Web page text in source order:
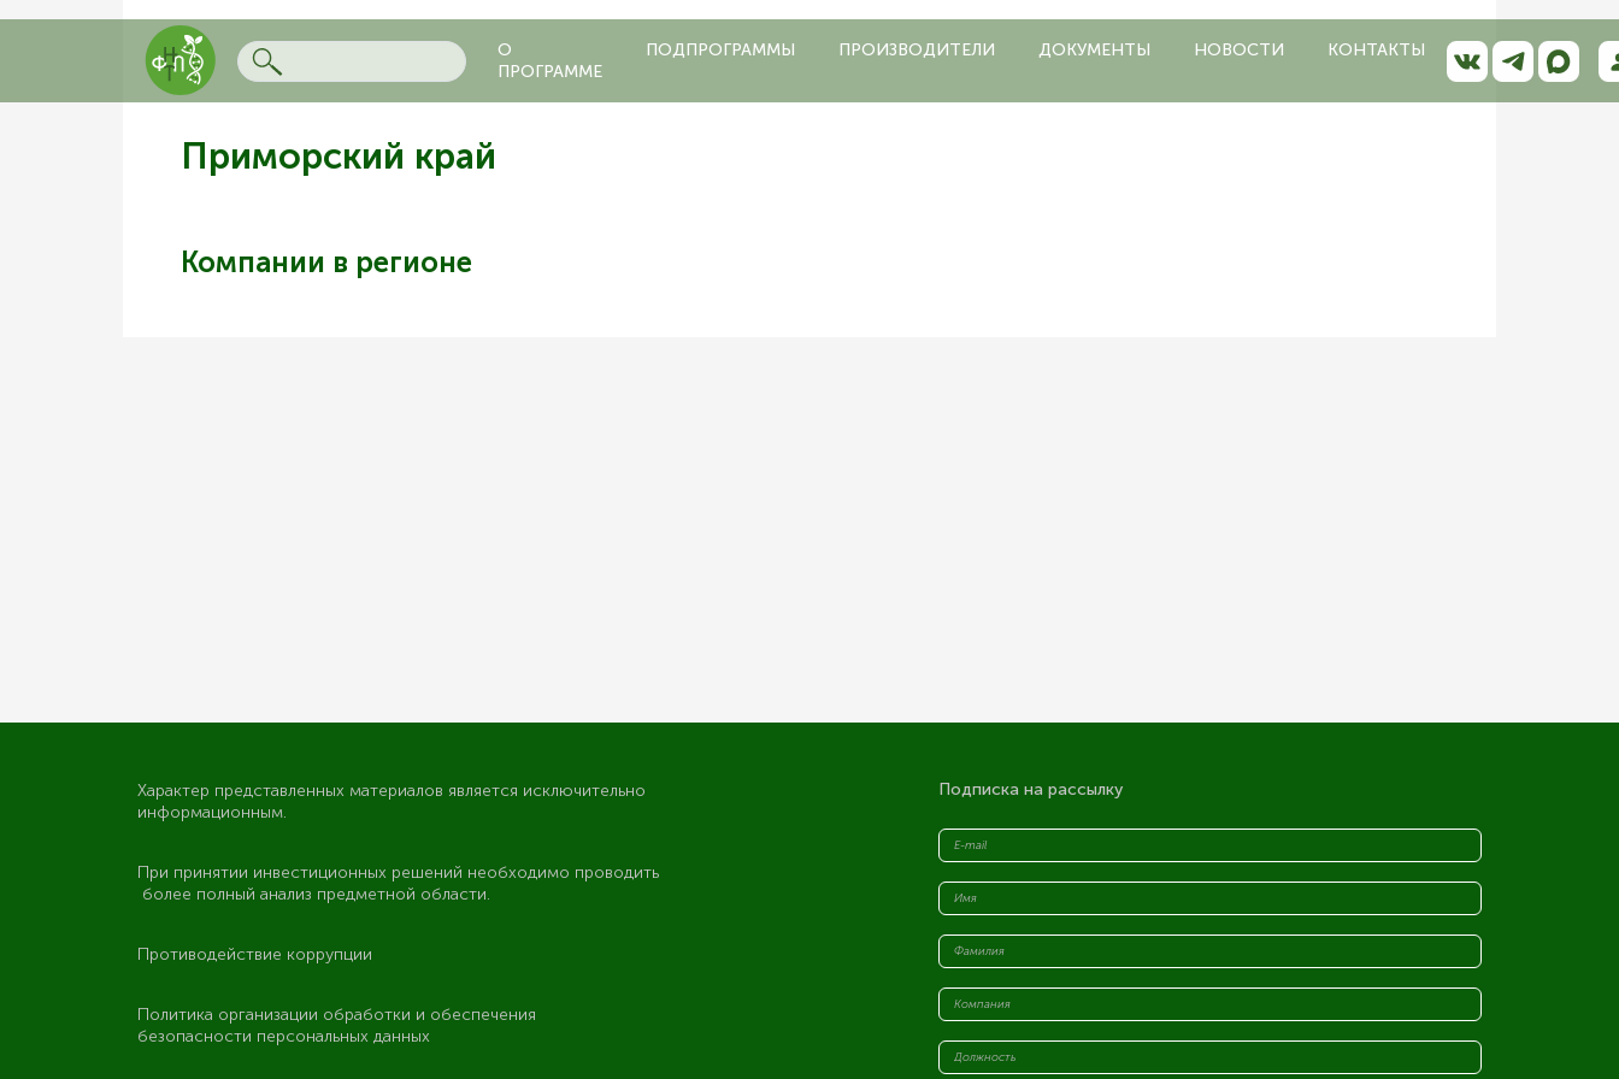
О
ПРОГРАММЕ
ПОДПРОГРАММЫ ПРОИЗВОДИТЕЛИ ДОКУМЕНТЫ НОВОСТИ КОНТАКТЫ
Приморский край
Компании в регионе
Характер представленных материалов является исключительно
информационным.
При принятии инвестиционных решений необходимо проводить
более полный анализ предметной области.
Противодействие коррупции
Политика организации обработки и обеспечения
безопасности персональных данных
Подписка на рассылку